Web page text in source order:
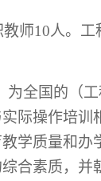
教师10人。 工
为全国的 （
际操作培训
学质量和办
合素质，并